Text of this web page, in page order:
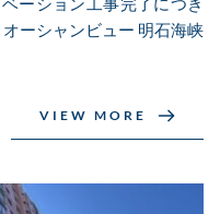
ーシャンビュー 明石海峡
VIEW MORE